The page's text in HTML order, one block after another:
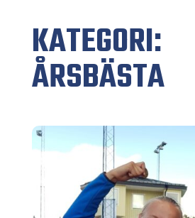
KATEGORI:
ÅRSBÄSTA